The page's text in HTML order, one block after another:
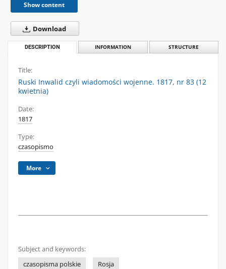
Show content
Download
DESCRIPTION INFORMATION STRUCTURE
Title:
Ruski Inwalid czyli wiadomości wojenne. 1817, nr 83 (12
kwietnia)
Date:
1817
Type:
czasopismo
More
Subject and keywords:
czasopisma polskie
Rosja